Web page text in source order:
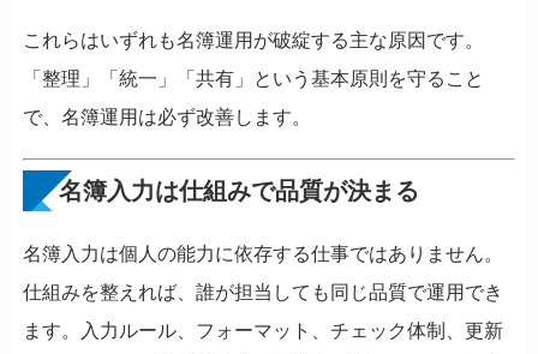
これらはいずれも名簿運用が破綻する主な原因です。
「整理」「統一」「共有」という基本原則を守ること
で、名簿運用は必ず改善します。
名簿入力は仕組みで品質が決まる
名簿入力は個人の能力に依存する仕事ではありません。
仕組みを整えれば、誰が担当しても同じ品質で運用でき
ます。入力ルール、フォーマット、チェック体制、更新